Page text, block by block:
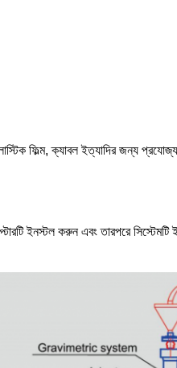
ফিল্ম, ক্যাবল ইত্যাদির জন্য
ইনস্টল করুন এবং তারপরে